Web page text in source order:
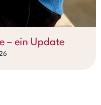
– ein Update